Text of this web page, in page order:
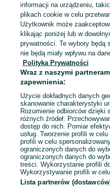
informacji na urządzeniu,
plikach cookie w celu
Użytkownik może
klikając poniżej lub w
prywatności. Te wybory będą
nie będą miały wpływu na
Polityka Prywatności
Wraz z naszymi
zapewnienia:
Użycie dokładnych danych
skanowanie charakterystyki
Rozumienie odbiorców
różnych źródeł.
dostęp do nich. Pomiar
usług. Tworzenie profili w
profili w celu
ograniczonych danych do
ograniczonych danych do
treści. Wykorzystanie profili
Wykorzystywanie profili w
Lista partnerów